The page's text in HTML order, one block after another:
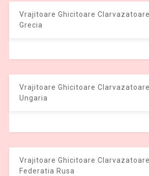
Vrajitoare Ghicitoare
Grecia
Vrajitoare Ghicitoare
Ungaria
Vrajitoare Ghicitoare
Federatia Rusa